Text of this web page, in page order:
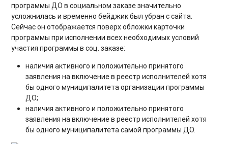
программы ДО в социальном заказе значительно
усложнилась и временно бейджик был убран с сайта.
Сейчас он отображается поверх обложки карточки
программы при исполнении всех необходимых условий
участия программы в соц. заказе:
наличия активного и положительно принятого
заявления на включение в реестр исполнителей хотя
бы одного муниципалитета организации программы
ДО;
наличия активного и положительно принятого
заявления на включение в реестр исполнителей хотя
бы одного муниципалитета самой программы ДО.